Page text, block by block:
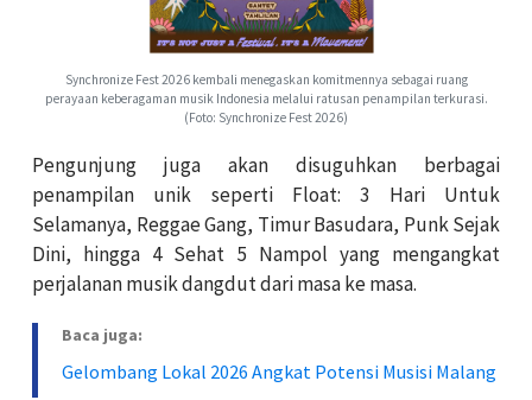
Synchronize Fest 2026 kembali menegaskan komitmennya sebagai ruang
perayaan keberagaman musik Indonesia melalui ratusan penampilan terkurasi.
(Foto: Synchronize Fest 2026)
Pengunjung juga akan disuguhkan berbagai
penampilan unik seperti Float: 3 Hari Untuk
Selamanya, Reggae Gang, Timur Basudara, Punk Sejak
Dini, hingga 4 Sehat 5 Nampol yang mengangkat
perjalanan musik dangdut dari masa ke masa.
Baca juga:
Gelombang Lokal 2026 Angkat Potensi Musisi Malang